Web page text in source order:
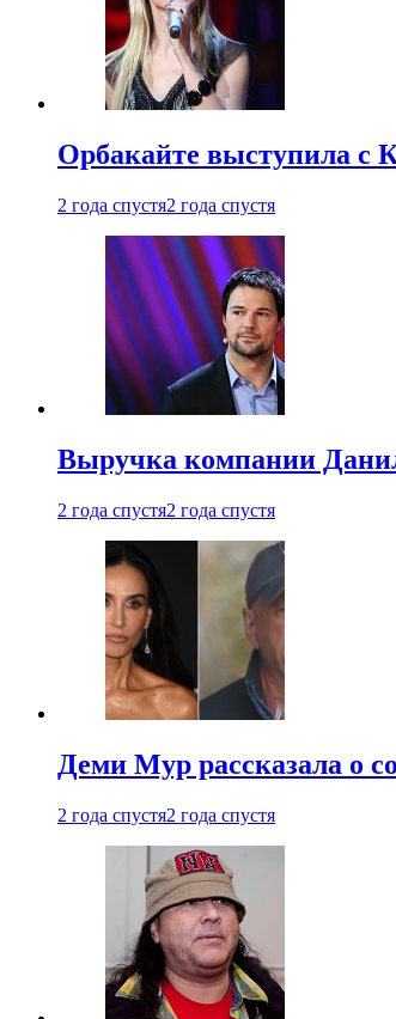
Орбакайте выступила с
2 года спустя2 года спустя
Выручка компании
2 года спустя2 года спустя
Деми Мур рассказала о
2 года спустя2 года спустя